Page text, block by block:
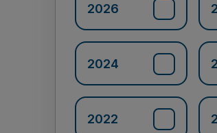
2026
2024
2022